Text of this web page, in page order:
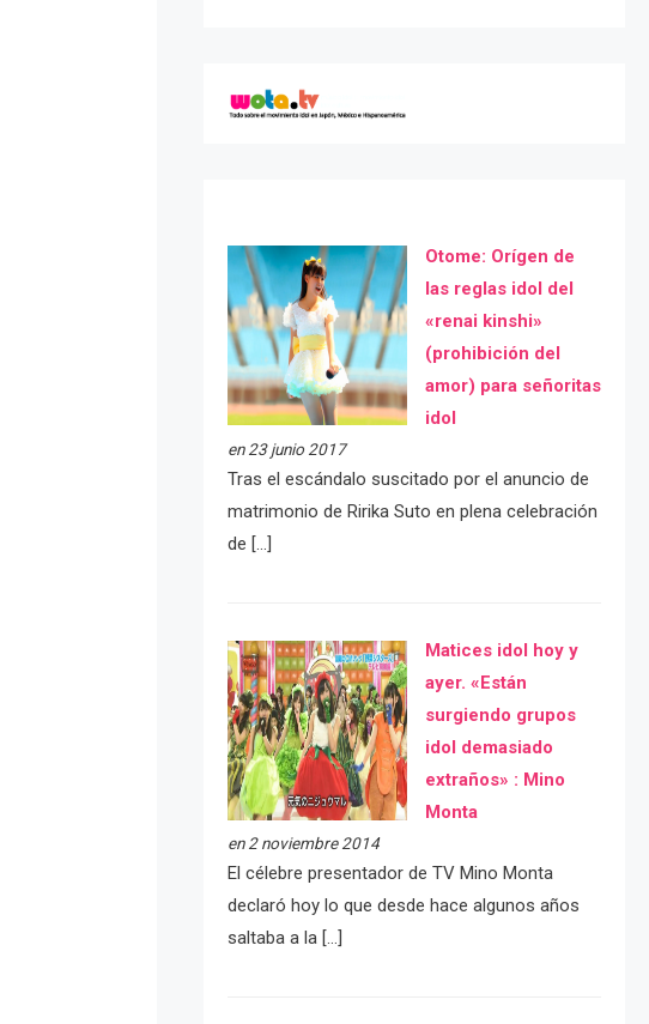
Otome: Orígen de
las reglas idol del
«renai kinshi»
(prohibición del
amor) para señoritas
idol
en 23 junio 2017
Tras el escándalo suscitado por el anuncio de
matrimonio de Ririka Suto en plena celebración
de […]
Matices idol hoy y
ayer. «Están
surgiendo grupos
idol demasiado
extraños» : Mino
Monta
en 2 noviembre 2014
El célebre presentador de TV Mino Monta
declaró hoy lo que desde hace algunos años
saltaba a la […]